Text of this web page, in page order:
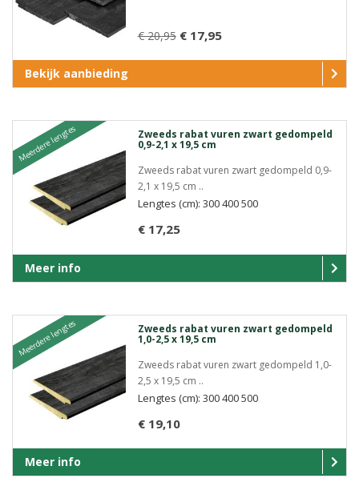
€ 20,95 € 17,95
Bekijk aanbieding
Meerdere lengtes Zweeds rabat vuren zwart gedompeld
0,9-2,1 x 19,5 cm
Zweeds rabat vuren zwart gedompeld 0,9-
2,1 x 19,5 cm ..
€ 17,25
Lengtes (cm): 300 400 500
Meer info
Meerdere lengtes Zweeds rabat vuren zwart gedompeld
1,0-2,5 x 19,5 cm
Zweeds rabat vuren zwart gedompeld 1,0-
2,5 x 19,5 cm ..
€ 19,10
Lengtes (cm): 300 400 500
Meer info